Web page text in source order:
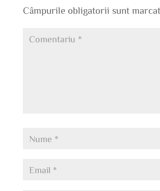
Câmpurile obligatorii sunt